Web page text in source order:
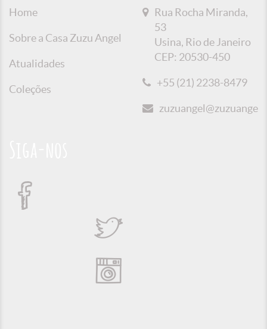
Home
Sobre a Casa Zuzu Angel
Atualidades
Coleções
Rua Rocha Miranda,
53
Usina, Rio de Janeiro
CEP: 20530-450
+55 (21) 2238-8479